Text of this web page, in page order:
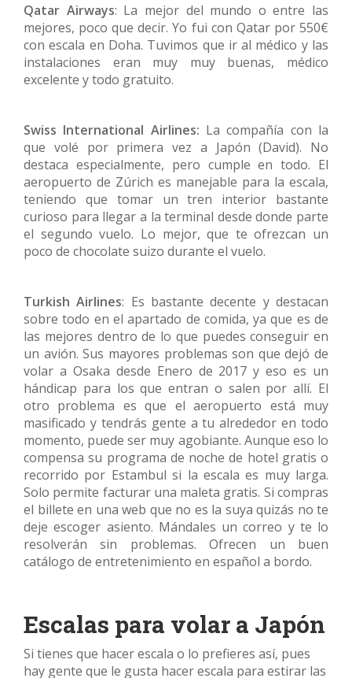
Qatar Airways: La mejor del mundo o entre las
mejores, poco que decir. Yo fui con Qatar por 550€
con escala en Doha. Tuvimos que ir al médico y las
instalaciones eran muy muy buenas, médico
excelente y todo gratuito.
Swiss International Airlines: La compañía con la
que volé por primera vez a Japón (David). No
destaca especialmente, pero cumple en todo. El
aeropuerto de Zúrich es manejable para la escala,
teniendo que tomar un tren interior bastante
curioso para llegar a la terminal desde donde parte
el segundo vuelo. Lo mejor, que te ofrezcan un
poco de chocolate suizo durante el vuelo.
Turkish Airlines: Es bastante decente y destacan
sobre todo en el apartado de comida, ya que es de
las mejores dentro de lo que puedes conseguir en
un avión. Sus mayores problemas son que dejó de
volar a Osaka desde Enero de 2017 y eso es un
hándicap para los que entran o salen por allí. El
otro problema es que el aeropuerto está muy
masificado y tendrás gente a tu alrededor en todo
momento, puede ser muy agobiante. Aunque eso lo
compensa su programa de noche de hotel gratis o
recorrido por Estambul si la escala es muy larga.
Solo permite facturar una maleta gratis. Si compras
el billete en una web que no es la suya quizás no te
deje escoger asiento. Mándales un correo y te lo
resolverán sin problemas. Ofrecen un buen
catálogo de entretenimiento en español a bordo.
Escalas para volar a Japón
Si tienes que hacer escala o lo prefieres así, pues
hay gente que le gusta hacer escala para estirar las